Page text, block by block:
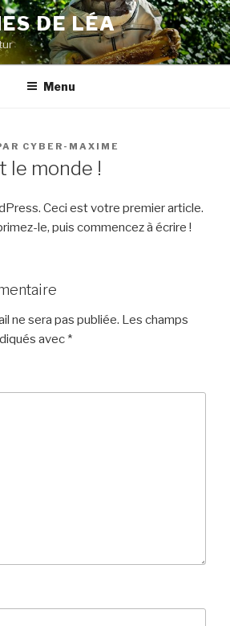
DE LÉA
Menu
CYBER-MAXIME
le monde !
Ceci est votre premier article.
le, puis commencez à écrire !
ne sera pas publiée. Les champs
avec *